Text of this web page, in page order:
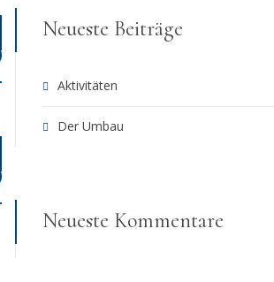
Neueste Beiträge
Aktivitäten
Der Umbau
Neueste Kommentare